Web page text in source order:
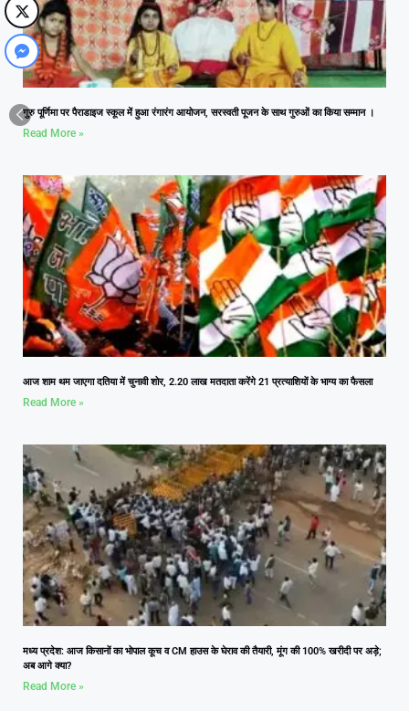
गुरु पूर्णिमा पर पैराडाइज स्कूल में हुआ रंगारंग आयोजन, सरस्वती पूजन के साथ गुरुओं का किया सम्मान ।
Read More »
आज शाम थम जाएगा दतिया में चुनावी शोर, 2.20 लाख मतदाता करेंगे 21 प्रत्याशियों के भाग्य का फैसला
Read More »
मध्य प्रदेश: आज किसानों का भोपाल कूच व CM हाउस के घेराव की तैयारी, मूंग की 100% खरीदी पर अड़े;
अब आगे क्या?
Read More »